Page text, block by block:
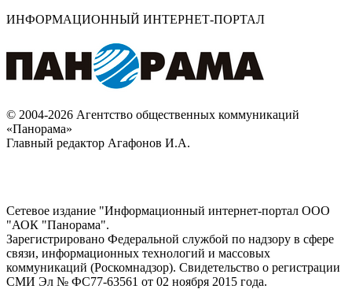
ИНФОРМАЦИОННЫЙ ИНТЕРНЕТ-ПОРТАЛ
© 2004-2026 Агентство общественных коммуникаций
«Панорама»
Главный редактор Агафонов И.А.
Сетевое издание "Информационный интернет-портал ООО
"АОК "Панорама".
Зарегистрировано Федеральной службой по надзору в сфере
связи, информационных технологий и массовых
коммуникаций (Роскомнадзор). Cвидетельство о регистрации
СМИ Эл № ФС77-63561 от 02 ноября 2015 года.